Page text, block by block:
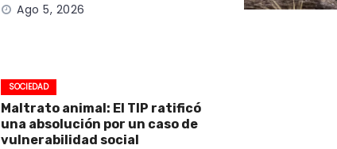
Ago 5, 2026
SOCIEDAD
Maltrato animal: El TIP ratificó
una absolución por un caso de
vulnerabilidad social